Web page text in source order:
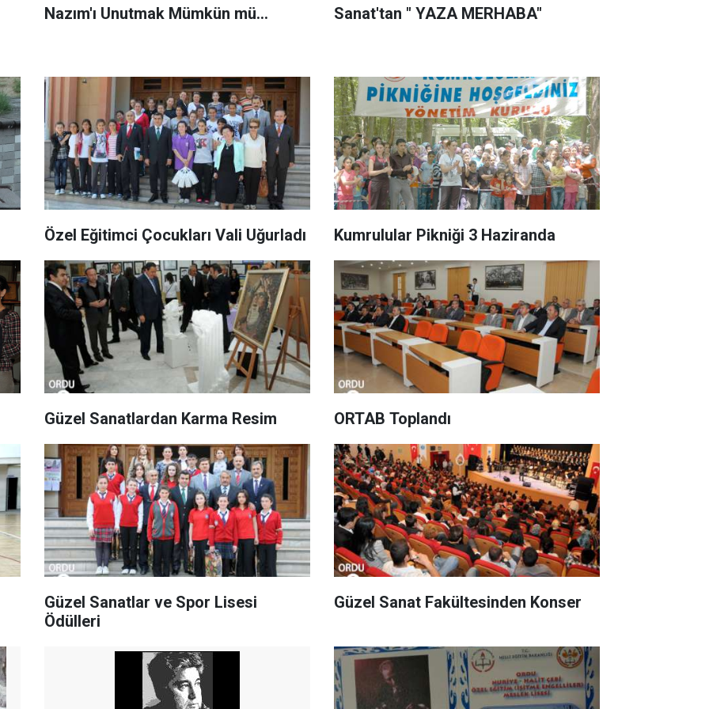
Nazım'ı Unutmak Mümkün mü... Sanat'tan " YAZA MERHABA"
Özel Eğitimci Çocukları Vali Uğurladı Kumrulular Pikniği 3 Haziranda
Güzel Sanatlardan Karma Resim ORTAB Toplandı
Güzel Sanatlar ve Spor Lisesi
Ödülleri
Güzel Sanat Fakültesinden Konser